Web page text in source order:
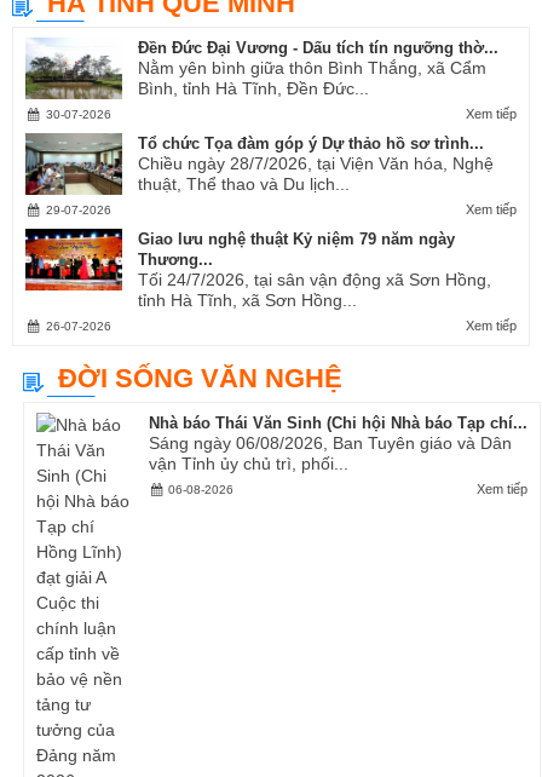
Đền Đức Đại Vương - Dấu tích tín ngưỡng thờ...
Nằm yên bình giữa thôn Bình Thắng, xã Cẩm
Bình, tỉnh Hà Tĩnh, Đền Đức...
Xem tiếp
30-07-2026
Tổ chức Tọa đàm góp ý Dự thảo hồ sơ trình...
Chiều ngày 28/7/2026, tại Viện Văn hóa, Nghệ
thuật, Thể thao và Du lịch...
Xem tiếp
29-07-2026
Giao lưu nghệ thuật Kỷ niệm 79 năm ngày
Thương...
Tối 24/7/2026, tại sân vận động xã Sơn Hồng,
tỉnh Hà Tĩnh, xã Sơn Hồng...
Xem tiếp
26-07-2026
ĐỜI SỐNG VĂN NGHỆ
Nhà báo Thái Văn Sinh (Chi hội Nhà báo Tạp chí...
Sáng ngày 06/08/2026, Ban Tuyên giáo và Dân
vận Tỉnh ủy chủ trì, phối...
Xem tiếp
06-08-2026